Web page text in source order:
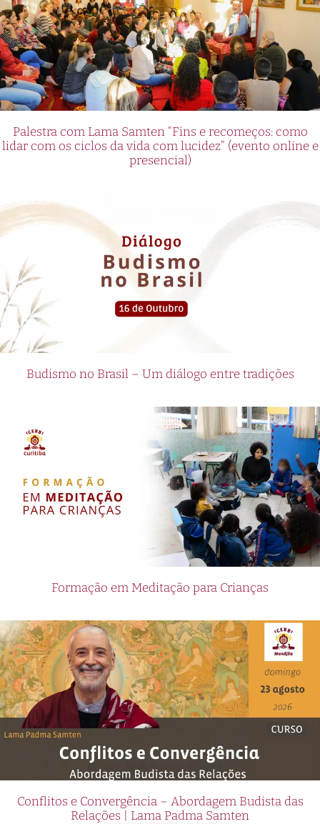
Palestra com Lama Samten “Fins e recomeços: como
lidar com os ciclos da vida com lucidez” (evento online e
presencial)
Budismo no Brasil – Um diálogo entre tradições
Formação em Meditação para Crianças
Conflitos e Convergência – Abordagem Budista das
Relações | Lama Padma Samten